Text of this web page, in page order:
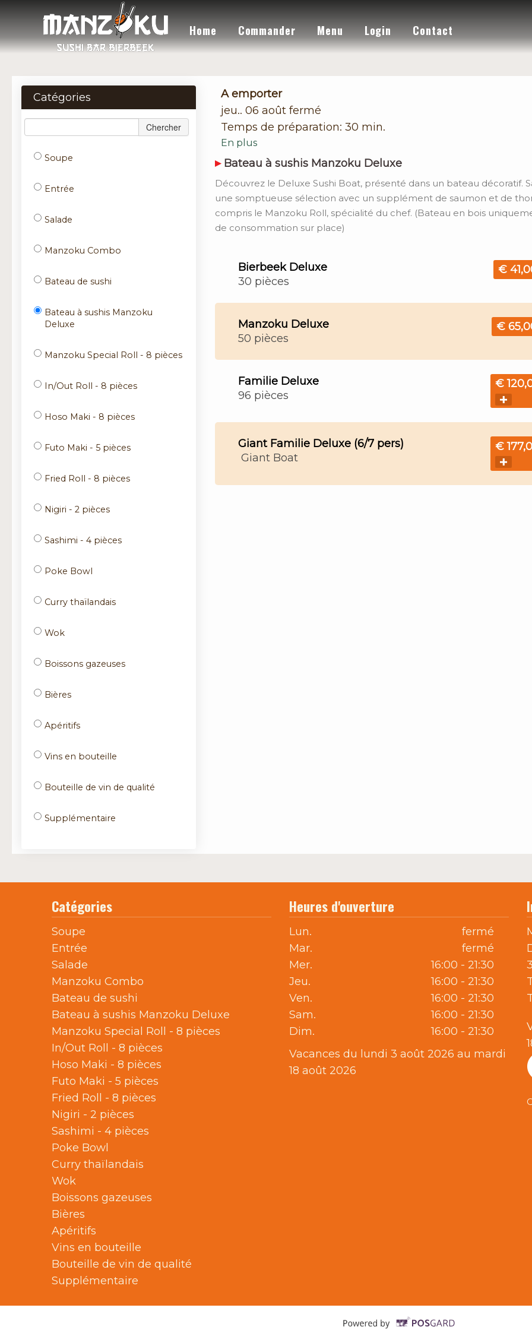
Home Commander Menu Login Contact
Catégories
Chercher
Soupe
Entrée
Salade
Manzoku Combo
Bateau de sushi
Bateau à sushis Manzoku
Deluxe
Manzoku Special Roll - 8 pièces
In/Out Roll - 8 pièces
Hoso Maki - 8 pièces
Futo Maki - 5 pièces
Fried Roll - 8 pièces
Nigiri - 2 pièces
Sashimi - 4 pièces
Poke Bowl
Curry thaïlandais
Wok
Boissons gazeuses
Bières
Apéritifs
Vins en bouteille
Bouteille de vin de qualité
Supplémentaire
A emporter
jeu.. 06 aoûtfermé
Temps de préparation: 30 min.
En plus
Bateau à sushis Manzoku Deluxe
Découvrez le Deluxe Sushi Boat, présenté dans un bateau décoratif.
une somptueuse sélection avec un supplément de saumon et de
compris le Manzoku Roll, spécialité du chef. (Bateau en bois
de consommation sur place)
Bierbeek Deluxe
30 pièces
€
Manzoku Deluxe
50 pièces
€
Familie Deluxe
96 pièces
€
Giant Familie Deluxe (6/7 pers)
Giant Boat
€
Catégories
Soupe
Entrée
Salade
Manzoku Combo
Bateau de sushi
Bateau à sushis Manzoku Deluxe
Manzoku Special Roll - 8 pièces
In/Out Roll - 8 pièces
Hoso Maki - 8 pièces
Futo Maki - 5 pièces
Fried Roll - 8 pièces
Nigiri - 2 pièces
Sashimi - 4 pièces
Poke Bowl
Curry thaïlandais
Wok
Boissons gazeuses
Bières
Apéritifs
Vins en bouteille
Bouteille de vin de qualité
Supplémentaire
Heures d'ouverture
Lun.
fermé
Mar.
fermé
Mer.
16:00 - 21:30
Jeu.
16:00 - 21:30
Ven.
16:00 - 21:30
Sam.
16:00 - 21:30
Dim.
16:00 - 21:30
Vacances du lundi 3 août 2026 au mardi
18 août 2026